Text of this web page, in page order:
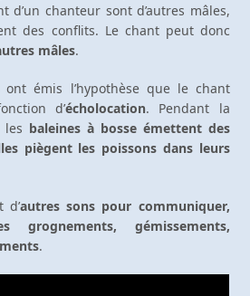
d’un chanteur sont d’autres mâles,
des conflits. Le chant peut donc
mâles.
ont émis l’hypothèse que le chant
d’écholocation. Pendant la
les baleines à bosse émettent des
piègent les poissons dans leurs
d’autres sons pour communiquer,
grognements, gémissements,
.